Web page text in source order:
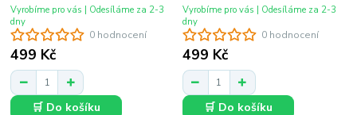
0 hodnocení
499 Kč
Vyrobíme pro vás | Odesíláme za 2-3
dny
🛒 Do košíku
0 hodnocení
499 Kč
Vyrobíme pro vás | Odesíláme za 2-3
dny
🛒 Do košíku